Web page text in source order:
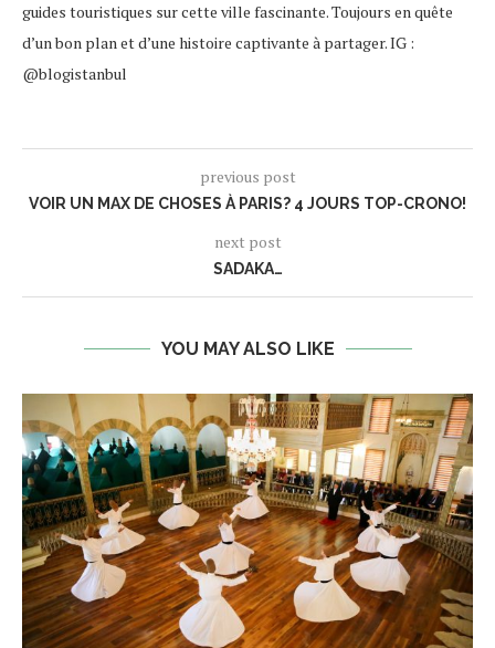
guides touristiques sur cette ville fascinante. Toujours en quête
d’un bon plan et d’une histoire captivante à partager. IG :
@blogistanbul
previous post
VOIR UN MAX DE CHOSES À PARIS? 4 JOURS TOP-CRONO!
next post
SADAKA…
YOU MAY ALSO LIKE